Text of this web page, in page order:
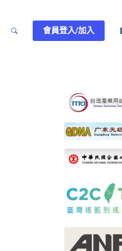
會員登入/加入